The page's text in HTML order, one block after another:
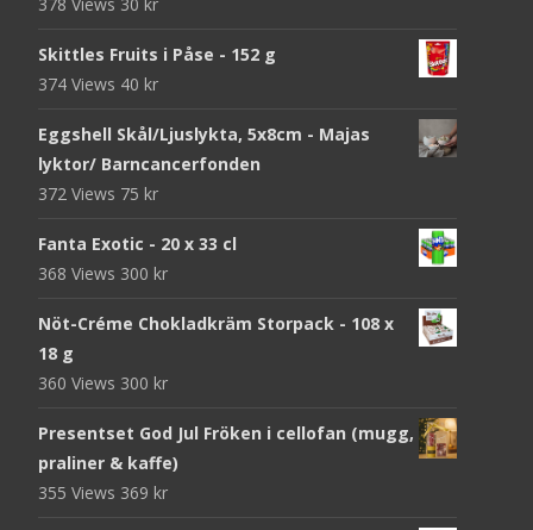
Skittles Fruits i Påse - 152 g
374 Views 40 kr
Eggshell Skål/Ljuslykta, 5x8cm - Majas
lyktor/ Barncancerfonden
372 Views 75 kr
Fanta Exotic - 20 x 33 cl
368 Views 300 kr
Nöt-Créme Chokladkräm Storpack - 108 x
18 g
360 Views 300 kr
Presentset God Jul Fröken i cellofan (mugg,
praliner & kaffe)
355 Views 369 kr